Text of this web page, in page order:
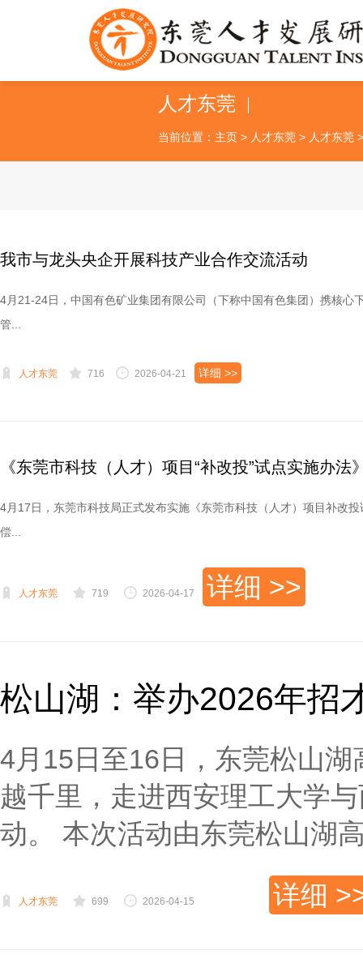
人才东莞
当前位置： 主页 > 人才东莞 > 人才东莞 >
我市与龙头央企开展科技产业合作交流活动
4月21-24日，中国有色矿业集团有限公司（下称中国有色集团）携核
管...
人才东莞 716 2026-04-21 详细 >>
《东莞市科技（人才）项目“补改投”试点实施办法
4月17日，东莞市科技局正式发布实施《东莞市科技（人才）项目补改
偿...
人才东莞 719 2026-04-17 详细 >>
松山湖：举办2026年招
4月15日至16日，东莞松山
越千里，走进西安理工大学
动。 本次活动由东莞松山湖
人才东莞 699 2026-04-15 详细